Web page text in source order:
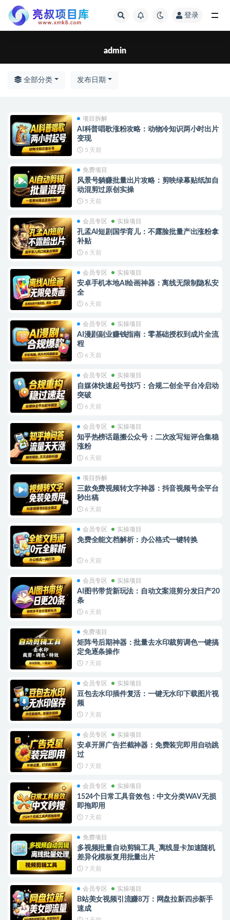
登录
admin
全部分类 发布日期
项目拆解
AI科普唱歌涨粉攻略：动物冷知识两小时出片
变现
5 天前
免费项目
风景号躺赚批量出片攻略：剪映绿幕贴纸加自
动混剪过原创实操
5 天前
会员专区 实操项目
孔孟AI短剧国学育儿：不露脸批量产出涨粉拿
补贴
6 天前
会员专区 实操项目
安卓手机本地AI绘画神器：离线无限制隐私安
全
6 天前
会员专区 实操项目
AI漫剧副业赚钱指南：零基础授权到成片全流
程
6 天前
会员专区 实操项目
自媒体快速起号技巧：合规二创全平台冷启动
突破
6 天前
会员专区 实操项目
知乎热榜话题搬公众号：二次改写短评合集稳
涨粉
6 天前
项目拆解
三款免费视频转文字神器：抖音视频号全平台
秒出稿
6 天前
会员专区 实操项目
免费全能文档解析：办公格式一键转换
6 天前
会员专区 实操项目
AI图书带货新玩法：自动文案混剪分发日产20
条
6 天前
免费项目
矩阵号后期神器：批量去水印裁剪调色一键搞
定免逐条操作
7 天前
会员专区 实操项目
豆包去水印插件复活：一键无水印下载图片视
频
7 天前
会员专区 实操项目
安卓开屏广告拦截神器：免费装完即用自动跳
过
7 天前
会员专区 实操项目
1524个日常工具音效包：中文分类WAV无损
即拖即用
7 天前
免费项目
多视频批量自动剪辑工具_离线显卡加速随机
差异化模板复用批量出片
7 天前
会员专区 实操项目
B站美女视频引流赚8万：网盘拉新四步新手
速成